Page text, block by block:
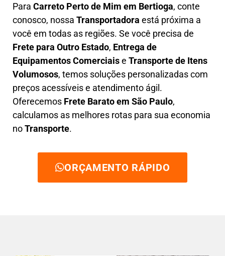
Para Carreto Perto de Mim em Bertioga, conte
conosco, nossa Transportadora está próxima a
você em todas as regiões. Se você precisa de
Frete para Outro Estado, Entrega de
Equipamentos Comerciaise Transporte de Itens
Volumosos, temos soluções personalizadas com
preços acessíveis e atendimento ágil.
Oferecemos Frete Baratoem São Paulo,
calculamos as melhores rotas para sua economia
noTransporte.
ORÇAMENTO RÁPIDO